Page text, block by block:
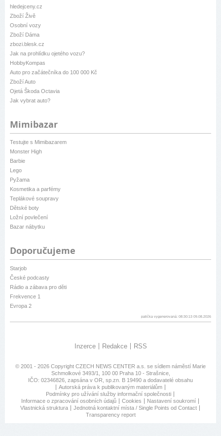
hledejceny.cz
Zboží Živě
Osobní vozy
Zboží Dáma
zbozi.blesk.cz
Jak na prohlídku ojetého vozu?
HobbyKompas
Auto pro začátečníka do 100 000 Kč
Zboží Auto
Ojetá Škoda Octavia
Jak vybrat auto?
Mimibazar
Testujte s Mimibazarem
Monster High
Barbie
Lego
Pyžama
Kosmetika a parfémy
Teplákové soupravy
Dětské boty
Ložní povlečení
Bazar nábytku
Doporučujeme
Starjob
České podcasty
Rádio a zábava pro děti
Frekvence 1
Evropa 2
patička vygenerovaná: 08:30:13 09.08.2026
Inzerce Redakce RSS
© 2001 - 2026 Copyright CZECH NEWS CENTER a.s. se sídlem náměstí Marie
Schmolkové 3493/1, 100 00 Praha 10 - Strašnice,
IČO: 02346826, zapsána v OR, sp.zn. B 19490 a dodavatelé obsahu
Autorská práva k publikovaným materiálům
Podmínky pro užívání služby informační společnosti
Informace o zpracování osobních údajů
Cookies
Nastavení soukromí
Vlastnická struktura
Jednotná kontaktní místa / Single Points od Contact
Transparency report